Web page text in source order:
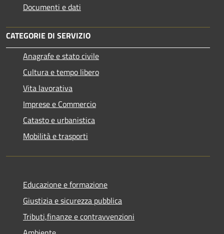
Documenti e dati
CATEGORIE DI SERVIZIO
Anagrafe e stato civile
Cultura e tempo libero
Vita lavorativa
Imprese e Commercio
Catasto e urbanistica
Mobilità e trasporti
Educazione e formazione
Giustizia e sicurezza pubblica
Tributi,finanze e contravvenzioni